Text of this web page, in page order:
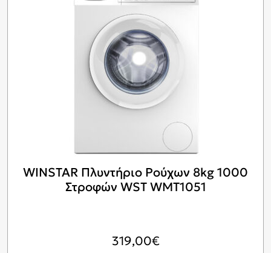
WINSTAR Πλυντήριο Ρούχων 8kg 1000
Στροφών WST WMT1051
319,00€